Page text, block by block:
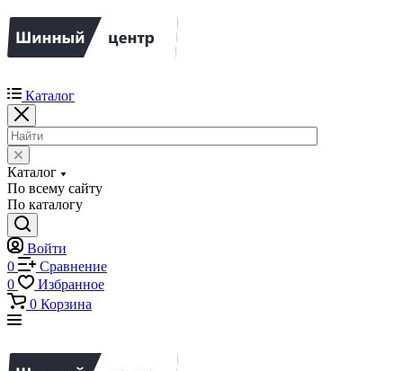
Каталог
Каталог
По всему сайту
По каталогу
Войти
0
Сравнение
0
Избранное
0 Корзина